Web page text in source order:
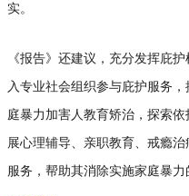
实。
《报告》还建议，充分发挥庇
入专业社会组织参与庇护服务
庭暴力加害人教育矫治，探索
展心理辅导、亲职教育、戒瘾
服务，帮助其消除实施家庭暴力